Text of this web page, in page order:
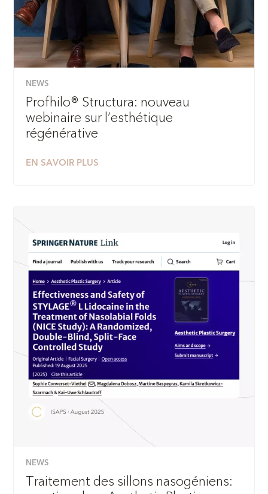
NEWS
Profhilo® Structura: nouveau
webinaire sur l’esthétique
régénérative
EN SAVOIR PLUS
NEWS
Traitement des sillons nasogéniens: